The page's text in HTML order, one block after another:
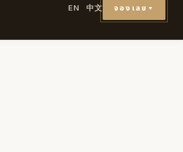
EN 中文 จองเลย ▼